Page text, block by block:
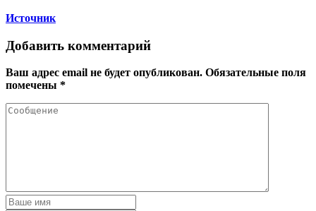
Источник
Добавить комментарий
Ваш адрес email не будет опубликован. Обязательные поля
помечены *